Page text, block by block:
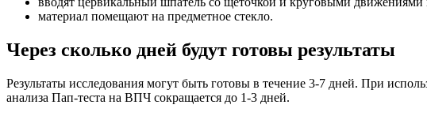
материал помещают на предметное стекло.
Через сколько дней будут готовы результаты
Результаты исследования могут быть готовы в течение 3-7 дней. При
анализа Пап-теста на ВПЧ сокращается до 1-3 дней.